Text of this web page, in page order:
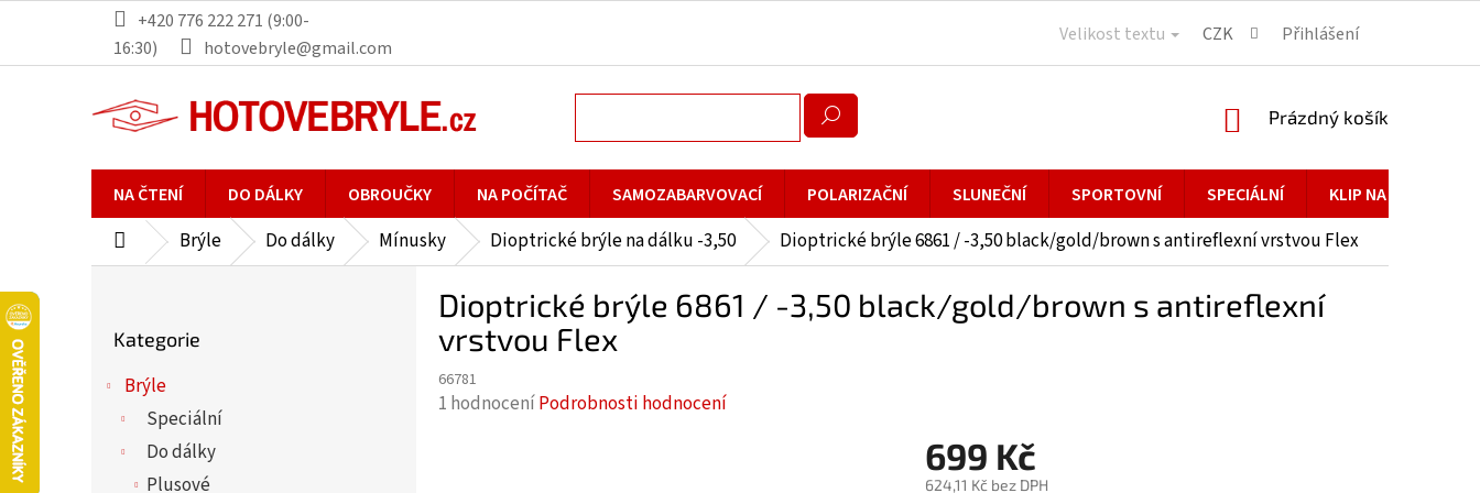
obsah
+420 776 222 271 (9:00-
16:30)
hotovebryle@gmail.com
Velikost textu CZK Přihlášení
NÁKUPNÍ
Prázdný košík
NA ČTENÍ DO DÁLKY OBROUČKY NA POČÍTAČ SAMOZABARVOVACÍ POLARIZAČNÍ SLUNEČNÍ SPORTOVNÍ SPECIÁLNÍ KLIP NA BRÝLE
DomůBrýle Do dálky Mínusky Dioptrické brýle na dálku -3,50 Dioptrické brýle 6861 / -3,50 black/gold/brown s antireflexní vrstvou Flex
kategorie
Kategorie
Brýle
Speciální
Do dálky
Plusové
Dioptrické brýle 6861 / -3,50 black/gold/brown s antireflexní
vrstvou Flex
66781
Průměrné
1 hodnoceníPodrobnosti hodnocení
699 Kč
624,11 Kč bez DPH